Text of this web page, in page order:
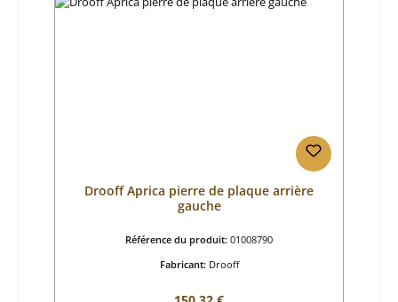
Drooff Aprica pierre de plaque arrière
gauche
Référence du produit: 01008790
Fabricant: Drooff